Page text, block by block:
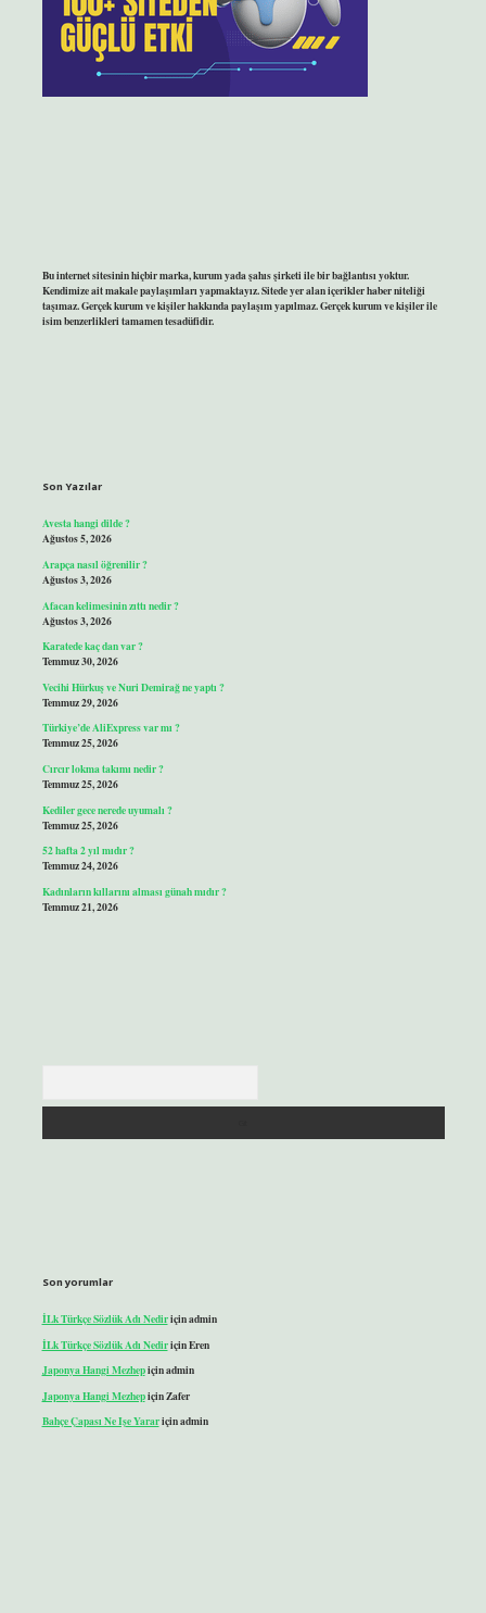
Bu internet sitesinin hiçbir marka, kurum yada şahıs şirketi ile bir bağlantısı yoktur.
Kendimize ait makale paylaşımları yapmaktayız. Sitede yer alan içerikler haber niteliği
taşımaz. Gerçek kurum ve kişiler hakkında paylaşım yapılmaz. Gerçek kurum ve kişiler ile
isim benzerlikleri tamamen tesadüfidir.
Son Yazılar
Avesta hangi dilde ?
Ağustos 5, 2026
Arapça nasıl öğrenilir ?
Ağustos 3, 2026
Afacan kelimesinin zıttı nedir ?
Ağustos 3, 2026
Karatede kaç dan var ?
Temmuz 30, 2026
Vecihi Hürkuş ve Nuri Demirağ ne yaptı ?
Temmuz 29, 2026
Türkiye’de AliExpress var mı ?
Temmuz 25, 2026
Cırcır lokma takımı nedir ?
Temmuz 25, 2026
Kediler gece nerede uyumalı ?
Temmuz 25, 2026
52 hafta 2 yıl mıdır ?
Temmuz 24, 2026
Kadınların kıllarını alması günah mıdır ?
Temmuz 21, 2026
Son yorumlar
İLk Türkçe Sözlük Adı Nediriçinadmin
İLk Türkçe Sözlük Adı NediriçinEren
Japonya Hangi Mezhepiçinadmin
Japonya Hangi MezhepiçinZafer
Bahçe Çapası Ne Işe Yarariçinadmin